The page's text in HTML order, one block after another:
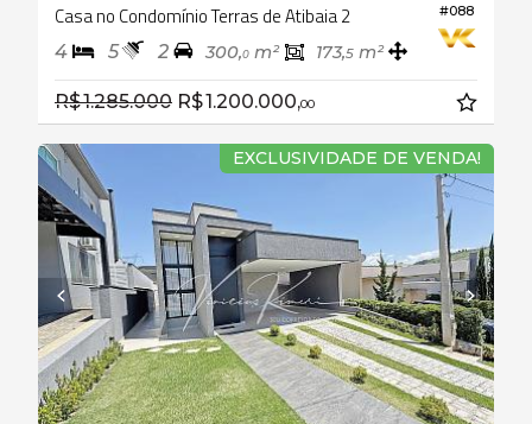
#088
Casa no Condomínio Terras de Atibaia 2
4 5 2 300,0 m² 173,5 m²
R$ 1.285.000 R$ 1.200.000,00
EXCLUSIVIDADE DE VENDA!